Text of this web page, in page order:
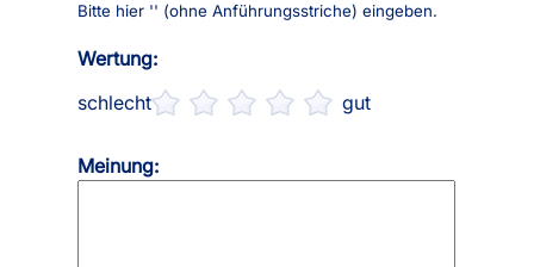
Wertung:
schlecht
gut
Meinung:
Bitte hier '' (ohne Anführungsstriche) eingeben.